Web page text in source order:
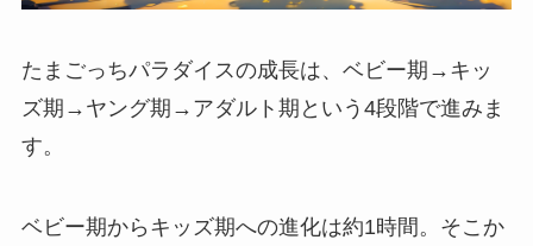
たまごっちパラダイスの成長は、ベビー期→キッ
ズ期→ヤング期→アダルト期という4段階で進みま
す。
ベビー期からキッズ期への進化は約1時間。そこか